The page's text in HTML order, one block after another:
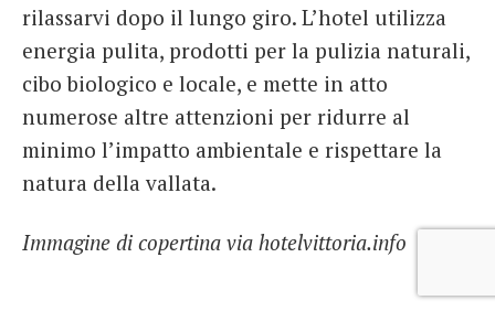
rilassarvi dopo il lungo giro. L’hotel utilizza
energia pulita, prodotti per la pulizia naturali,
cibo biologico e locale, e mette in atto
numerose altre attenzioni per ridurre al
minimo l’impatto ambientale e rispettare la
natura della vallata.
Immagine di copertina via hotelvittoria.info